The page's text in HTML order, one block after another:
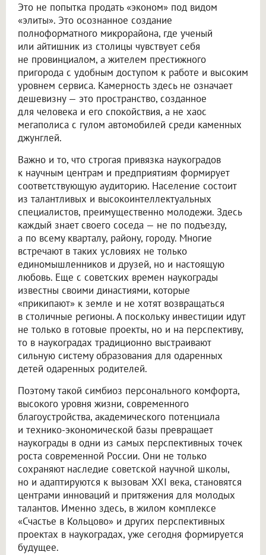
Это не попытка продать «эконом» под видом
«элиты». Это осознанное создание
полноформатного микрорайона, где ученый
или айтишник из столицы чувствует себя
не провинциалом, а жителем престижного
пригорода с удобным доступом к работе и высоким
уровнем сервиса. Камерность здесь не означает
дешевизну — это пространство, созданное
для человека и его спокойствия, а не хаос
мегаполиса с гулом автомобилей среди каменных
джунглей.
Важно и то, что строгая привязка наукоградов
к научным центрам и предприятиям формирует
соответствующую аудиторию. Население состоит
из талантливых и высокоинтеллектуальных
специалистов, преимущественно молодежи. Здесь
каждый знает своего соседа — не по подъезду,
а по всему кварталу, району, городу. Многие
встречают в таких условиях не только
единомышленников и друзей, но и настоящую
любовь. Еще с советских времен наукограды
известны своими династиями, которые
«прикипают» к земле и не хотят возвращаться
в столичные регионы. А поскольку инвестиции идут
не только в готовые проекты, но и на перспективу,
то в наукоградах традиционно выстраивают
сильную систему образования для одаренных
детей одаренных родителей.
Поэтому такой симбиоз персонального комфорта,
высокого уровня жизни, современного
благоустройства, академического потенциала
и технико-экономической базы превращает
наукограды в одни из самых перспективных точек
роста современной России. Они не только
сохраняют наследие советской научной школы,
но и адаптируются к вызовам XXI века, становятся
центрами инноваций и притяжения для молодых
талантов. Именно здесь, в жилом комплексе
«Счастье в Кольцово» и других перспективных
проектах в наукоградах, уже сегодня формируется
будущее.